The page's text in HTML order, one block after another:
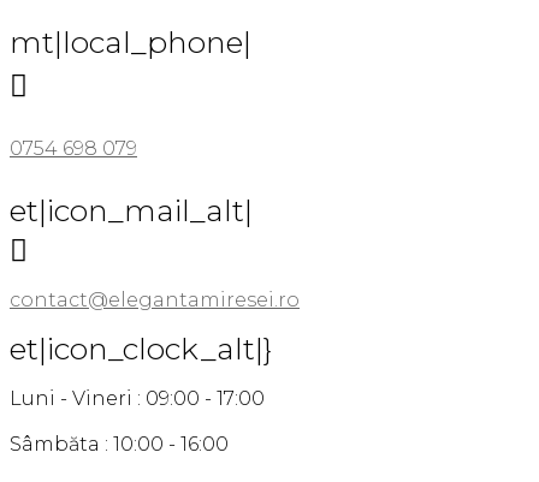
mt|local_phone|

0754 698 079
et|icon_mail_alt|

contact@elegantamiresei.ro
et|icon_clock_alt|}
Luni - Vineri : 09:00 - 17:00
Sâmbăta : 10:00 - 16:00